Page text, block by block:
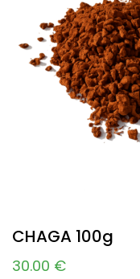
CHAGA 100g
30.00 €